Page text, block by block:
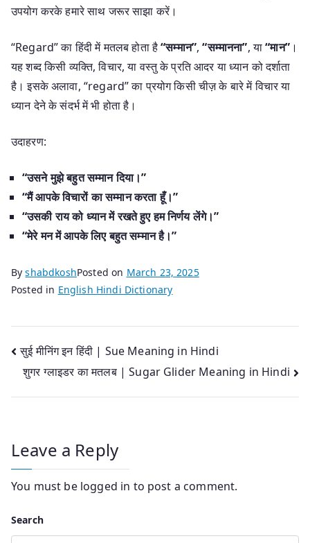
उपयोग करके हमारे साथ जरूर साझा करें।
“Regard” का हिंदी में मतलब होता है“सम्मान”,“सम्मानना”, या“मान”।
यह शब्द किसी व्यक्ति, विचार, या वस्तु के प्रति आदर या ध्यान को दर्शाता
है। इसके अलावा, “regard” का प्रयोग किसी चीज़ के बारे में विचार या
ध्यान देने के संदर्भ में भी होता है।
उदाहरण:
“उसने मुझे बहुत सम्मान दिया।”
“मैं आपके विचारों का सम्मान करता हूँ।”
“उसकी राय को ध्यान में रखते हुए हम निर्णय लेंगे।”
“मेरे मन में आपके लिए बहुत सम्मान है।”
ByshabdkoshPosted on March 23, 2025
Posted in English Hindi Dictionary
Post
navigation
सुई मीनिंग इन हिंदी | Sue Meaning in Hindi
शुगर ग्लाइडर का मतलब | Sugar Glider Meaning in Hindi
Leave a Reply
You must be logged in to post a comment.
Search